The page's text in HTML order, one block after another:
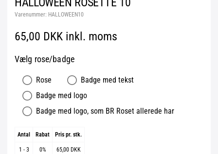
Varenummer: HALLOWEEN10
65,00 DKK inkl. moms
Vælg rose/badge
Rose
Badge med tekst
Badge med logo
Badge med logo, som BR Roset allerede har
Antal Rabat Pris pr. stk.
1 - 3 0% 65,00 DKK